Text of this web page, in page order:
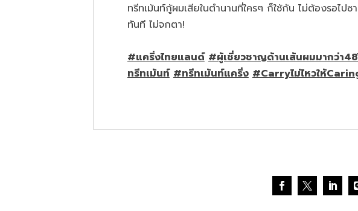
ทรีทเม้นท์กู้ผมเสียในตำนานที่ใครๆ ก็ใช้กัน ไม่ต้องรอไป
ทันที ไม่จกตา!
#แคริ่งไทยแลนด์ #ผู้เชี่ยวชาญด้านเส้นผมมากว่า
ทรีทเม้นท์ #ทรีทเม้นท์แคริ่ง #Carryไม่ไหวให้